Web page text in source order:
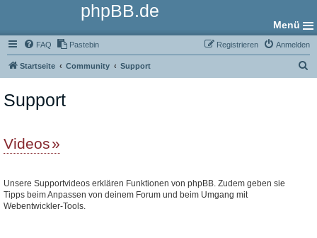
phpBB.de
Menü
FAQ Pastebin Anmelden
Registrieren
Startseite Community Support
Support
Videos
Unsere Supportvideos erklären Funktionen von phpBB. Zudem geben sie
Tipps beim Anpassen von deinem Forum und beim Umgang mit
Webentwickler-Tools.